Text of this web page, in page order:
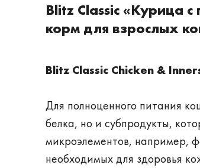
Blitz Classic «Курица
корм для взрослых
Blitz Classic Chicken &
Для полноценного питания
белка, но и субпродукты,
микроэлементов, например,
необходимых для здоровья